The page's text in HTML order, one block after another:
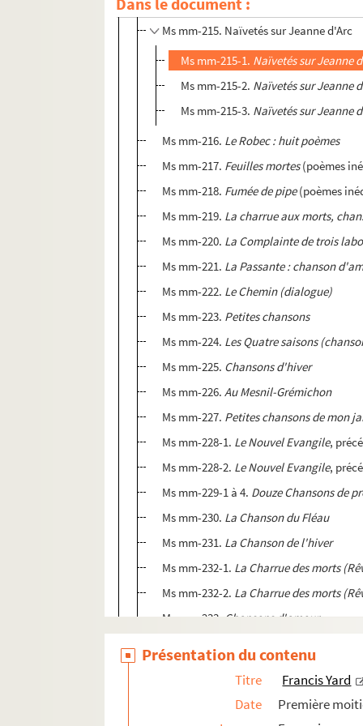
Ms mm-214. Le Roi Octobre et la
Ms mm-215. Naïvetés sur Jeanne d'Arc
Ms mm-215-1. Naïvetés sur Jeanne
Ms mm-215-2. Naïvetés sur Jeanne
Ms mm-215-3. Naïvetés sur Jeanne
Ms mm-216. Le Robec : huit poèmes
Ms mm-217. Feuilles mortes(poèmes
Ms mm-218. Fumée de pipe(poèmes
Ms mm-219. La charrue aux morts,
Ms mm-220. La Complainte de trois
Ms mm-221. La Passante : chanson
Ms mm-222. Le Chemin (dialogue)
Ms mm-223. Petites chansons
Ms mm-224. Les Quatre saisons
Ms mm-225. Chansons d'hiver
Ms mm-226.Au Mesnil-Grémichon
Ms mm-227. Petites chansons de mon
Ms mm-228-1. Le Nouvel Evangile,
Ms mm-228-2. Le Nouvel Evangile,
Ms mm-229-1 à 4. Douze Chansons de
Ms mm-230. La Chanson du Fléau
Ms mm-231. La Chanson de l'hiver
Ms mm-232-1. La Charrue des morts
Ms mm-232-2. La Charrue des morts
Ms mm-233. Chansons d'amour
Présentation du contenu
Titre
Francis Yard
Date
Première